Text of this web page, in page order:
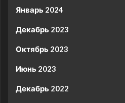
Январь 2024
Декабрь 2023
Октябрь 2023
Июнь 2023
Декабрь 2022